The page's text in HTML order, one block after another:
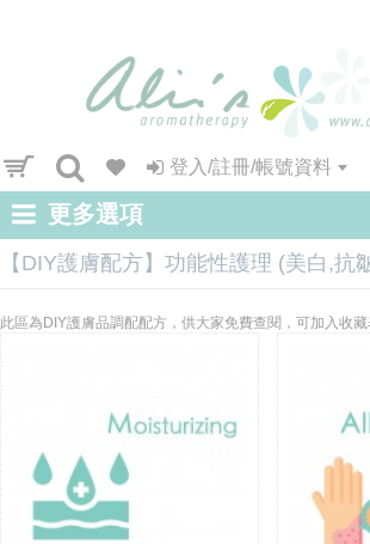
登入/註冊/帳號資料
更多選項
【DIY護膚配方】功能性護理 (美白,抗
此區為DIY護膚品調配配方，供大家免費查閱，可加入收藏